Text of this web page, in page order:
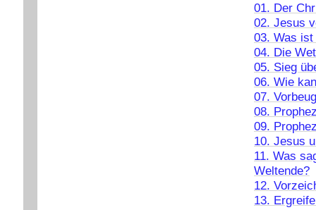
01. Der
02. Jesus
03. Was ist
04. Die
05. Sieg
06. Wie
07.
08.
09.
10. Jesus
11. Was
Weltende?
12.
13.